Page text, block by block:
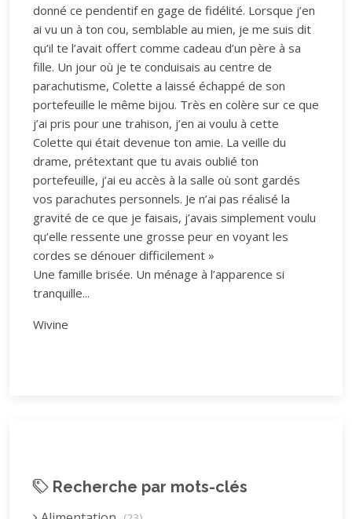
donné ce pendentif en gage de fidélité. Lorsque j’en
ai vu un à ton cou, semblable au mien, je me suis dit
qu’il te l’avait offert comme cadeau d’un père à sa
fille. Un jour où je te conduisais au centre de
parachutisme, Colette a laissé échappé de son
portefeuille le même bijou. Très en colère sur ce que
j’ai pris pour une trahison, j’en ai voulu à cette
Colette qui était devenue ton amie. La veille du
drame, prétextant que tu avais oublié ton
portefeuille, j’ai eu accès à la salle où sont gardés
vos parachutes personnels. Je n’ai pas réalisé la
gravité de ce que je faisais, j’avais simplement voulu
qu’elle ressente une grosse peur en voyant les
cordes se dénouer difficilement »
Une famille brisée. Un ménage à l’apparence si
tranquille...
Wivine
Recherche par mots-clés